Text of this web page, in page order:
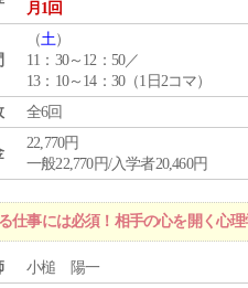
月1回
（土）
11：30～12：50／
13：10～14：30（1日2コマ）
全6回
22,770円
一般22,770円/入学者20,460円
事には必須！相手の心を開く心理
小槌 陽一